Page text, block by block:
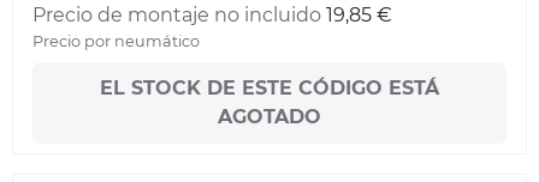
Precio de montaje no incluido 19,85 €
Precio por neumático
EL STOCK DE ESTE CÓDIGO ESTÁ
AGOTADO